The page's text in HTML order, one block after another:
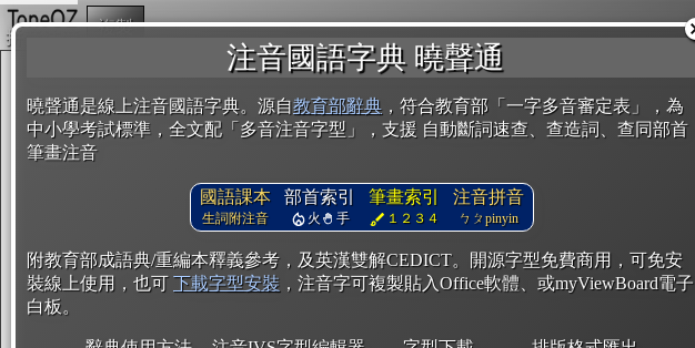
注音國語字典 曉聲通
曉聲通是線上注音國語字典。源自教育部辭典 ，符合教育部「一字多音審定表」，為
中小學考試標準，全文配「多音注音字型」，支援 自動斷詞速查、查造詞、查同部首
筆畫注音
國語課本
生詞附注音
部首索引
火 手
筆畫索引
１２３４
注音拼音
ㄅㄆpinyin
附教育部成語典/重編本釋義參考，及英漢雙解CEDICT。開源字型免費商用，可免安
裝線上使用，也可 下載字型安裝 ，注音字可複製貼入Office軟體、或myViewBoard電子
白板。
複製